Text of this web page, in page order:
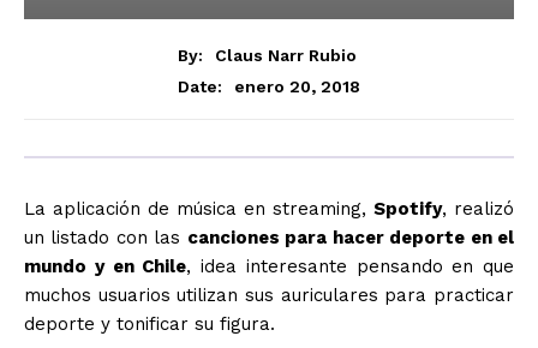
By:
Claus Narr Rubio
Date:
enero 20, 2018
La aplicación de música en streaming, Spotify, realizó
un listado con las canciones para hacer deporte en el
mundo y en Chile, idea interesante pensando en que
muchos usuarios utilizan sus auriculares para practicar
deporte y tonificar su figura.